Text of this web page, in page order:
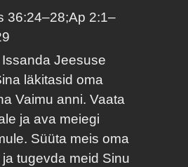
36:24–28;Ap 2:1–
Jeesuse
läkitasid oma
Vaimu anni. Vaata
ja ava meiegi
Süüta meis oma
tugevda meid Sinu